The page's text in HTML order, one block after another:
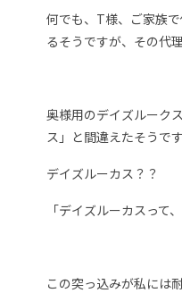
何でも、T様、ご家族
るそうですが、その代
奥様用のデイズルーク
ス」と間違えたそうです
デイズルーカス？？
「デイズルーカスって
この突っ込みが私には